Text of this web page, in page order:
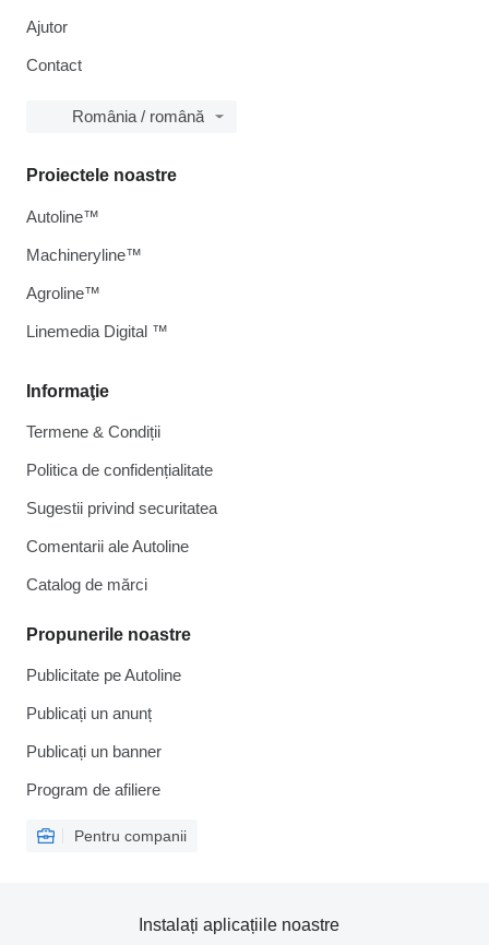
Ajutor
Contact
România / română
Informaţie
Termene & Condiții
Politica de confidențialitate
Sugestii privind securitatea
Comentarii ale Autoline
Catalog de mărcі
Propunerile noastre
Publicitate pe Autoline
Publicați un anunț
Publicați un banner
Program de afiliere
Pentru companii
Proiectele noastre
Autoline™
Machineryline™
Agroline™
Linemedia Digital ™
Instalați aplicațiile noastre